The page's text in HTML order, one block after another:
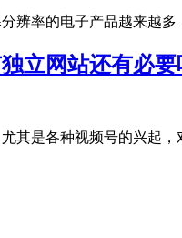
分辨率的电子产品越来
立网站还有必要
其是各种视频号的兴起